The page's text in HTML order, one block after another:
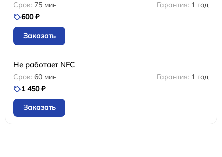
75 мин
1 год
600 ₽
Заказать
Не работает NFC
60 мин
1 год
1 450 ₽
Заказать